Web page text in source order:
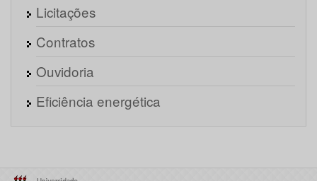
Licitações
Contratos
Ouvidoria
Eficiência energética